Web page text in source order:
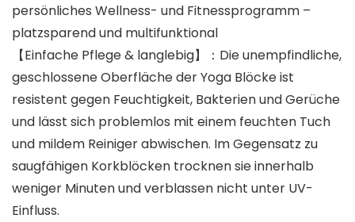
persönliches Wellness- und Fitnessprogramm –
platzsparend und multifunktional
【Einfache Pflege & langlebig】：Die unempfindliche,
geschlossene Oberfläche der Yoga Blöcke ist
resistent gegen Feuchtigkeit, Bakterien und Gerüche
und lässt sich problemlos mit einem feuchten Tuch
und mildem Reiniger abwischen. Im Gegensatz zu
saugfähigen Korkblöcken trocknen sie innerhalb
weniger Minuten und verblassen nicht unter UV-
Einfluss.